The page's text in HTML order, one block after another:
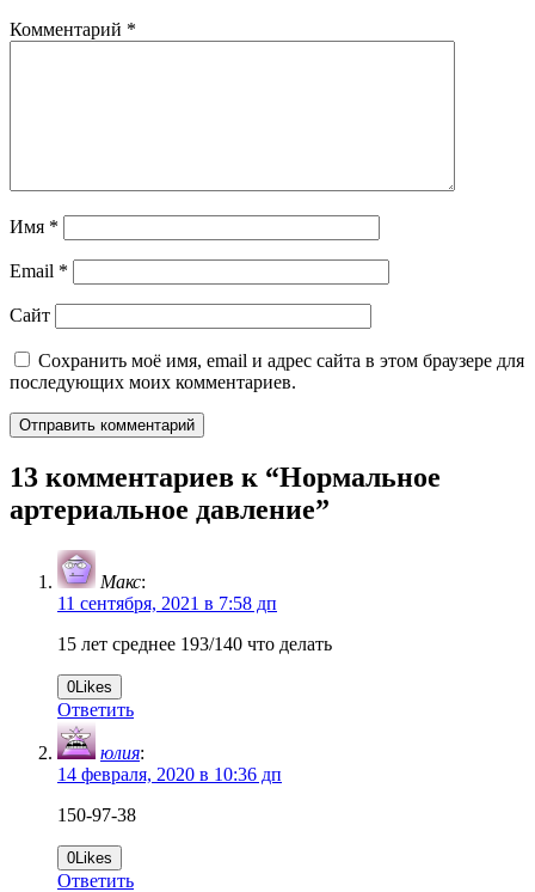
Комментарий *
Имя *
Email *
Сайт
Сохранить моё имя, email и адрес сайта в этом браузере для
последующих моих комментариев.
13 комментариев к “Нормальное
артериальное давление”
Макс:
11 сентября, 2021 в 7:58 дп
15 лет среднее 193/140 что делать
0Likes
Ответить
юлия:
14 февраля, 2020 в 10:36 дп
150-97-38
0Likes
Ответить